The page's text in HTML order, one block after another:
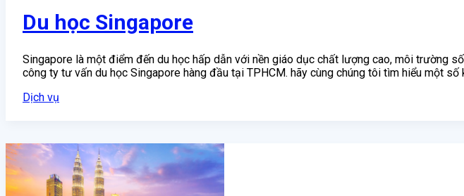
Du học Singapore
Singapore là một điểm đến du học hấp dẫn với nền giáo dục chất lượng cao, môi trường
công ty tư vấn du học Singapore hàng đầu tại TPHCM. hãy cùng chúng tôi tìm hiểu một số
Dịch vụ